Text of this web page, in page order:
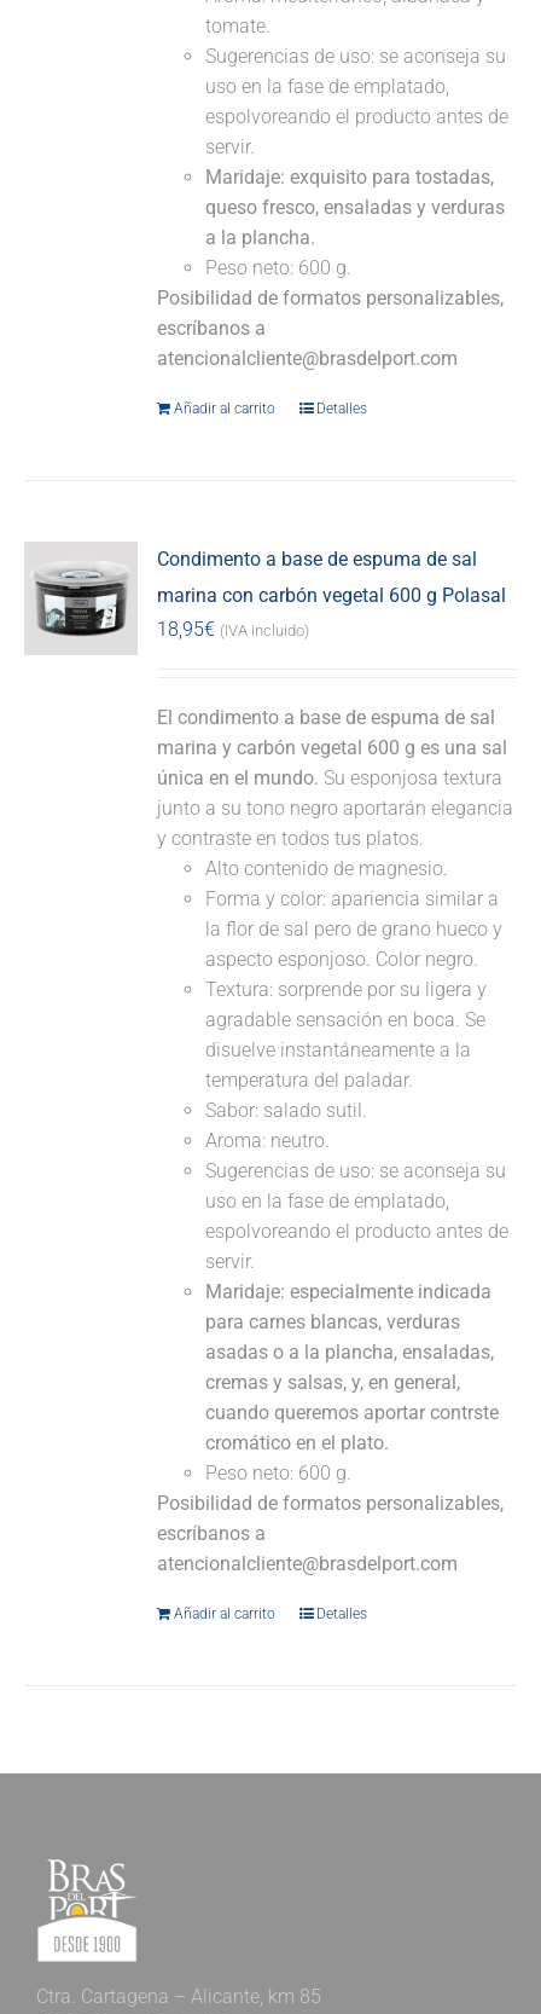
tomate.
Sugerencias de uso: se aconseja su
uso en la fase de emplatado,
espolvoreando el producto antes de
servir.
Maridaje: exquisito para tostadas,
queso fresco, ensaladas y verduras
a la plancha.
Peso neto: 600 g.
Posibilidad de formatos personalizables,
escríbanos a
atencionalcliente@brasdelport.com
Añadir al carrito Detalles
Condimento a base de espuma de sal
marina con carbón vegetal 600 g Polasal
18,95€ (IVA incluido)
El condimento a base de espuma de sal
marina y carbón vegetal 600 g es una sal
única en el mundo. Su esponjosa textura
junto a su tono negro aportarán elegancia
y contraste en todos tus platos.
Alto contenido de magnesio.
Forma y color: apariencia similar a
la flor de sal pero de grano hueco y
aspecto esponjoso. Color negro.
Textura: sorprende por su ligera y
agradable sensación en boca. Se
disuelve instantáneamente a la
temperatura del paladar.
Sabor: salado sutil.
Aroma: neutro.
Sugerencias de uso: se aconseja su
uso en la fase de emplatado,
espolvoreando el producto antes de
servir.
Maridaje: especialmente indicada
para carnes blancas, verduras
asadas o a la plancha, ensaladas,
cremas y salsas, y, en general,
cuando queremos aportar contrste
cromático en el plato.
Peso neto: 600 g.
Posibilidad de formatos personalizables,
escríbanos a
atencionalcliente@brasdelport.com
Añadir al carrito Detalles
Ctra. Cartagena – Alicante, km 85